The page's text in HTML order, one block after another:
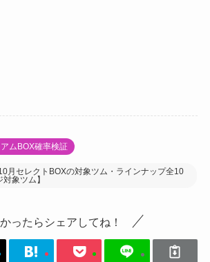
ムBOX確率検証
月セレクトBOXの対象ツム・ラインナップ全10
象ツム】
かったらシェアしてね！